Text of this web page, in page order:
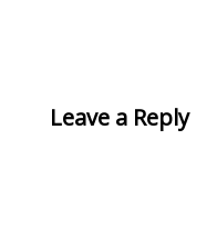
Leave a Reply